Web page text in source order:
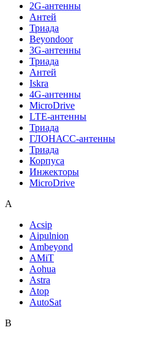
2G-антенны
Антей
Триада
Beyondoor
3G-антенны
Триада
Антей
Iskra
4G-антенны
MicroDrive
LTE-антенны
Триада
ГЛОНАСС-антенны
Триада
Корпуса
Инжекторы
MicroDrive
A
Acsip
Aipulnion
Ambeyond
AMiT
Aohua
Astra
Atop
AutoSat
B